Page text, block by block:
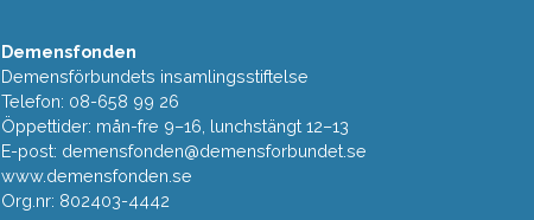
Demensfonden
Demensförbundets insamlingsstiftelse
Telefon: 08-658 99 26
Öppettider: mån-fre 9–16, lunchstängt 12–13
E-post: demensfonden@demensforbundet.se
www.demensfonden.se
Org.nr: 802403-4442